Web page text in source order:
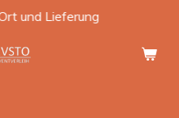
und Lieferung